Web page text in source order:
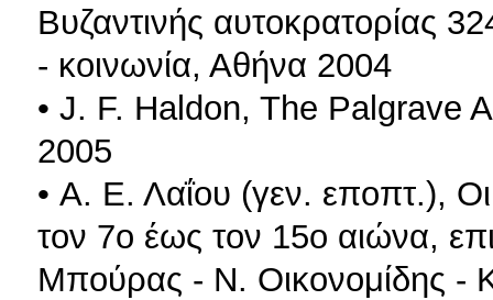
Bυζαντινής αυτοκρατορίας
- κοινωνία, Αθήνα 2004
• J. F. Haldon, The Palgrave
2005
• Α. Ε. Λαΐου (γεν. εποπτ.),
τον 7ο έως τον 15ο αιώνα,
Mπούρας - Ν. Οικονομίδης -